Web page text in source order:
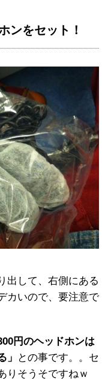
ンをセット！
出して、右側にある
カいので、要注意で
円のヘッドホンは
」
との事です。。セ
りそうそですねｗ